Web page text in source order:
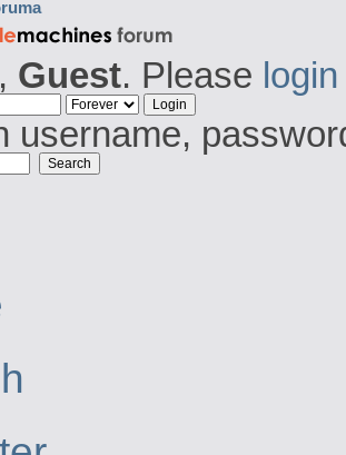
Guest. Please login
username,